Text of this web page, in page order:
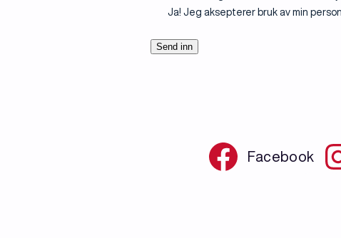
nyhetsbrev
Ja! Jeg aksepterer bruk av min
Facebook